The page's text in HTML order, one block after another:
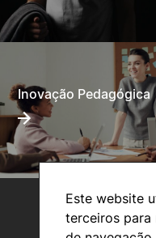
Este website
terceiros para
Inovação Pedagógica